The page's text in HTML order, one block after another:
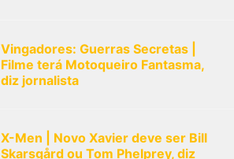
Vingadores: Guerras Secretas |
Filme terá Motoqueiro Fantasma,
diz jornalista
X-Men | Novo Xavier deve ser Bill
Skarsgård ou Tom Phelprey, diz